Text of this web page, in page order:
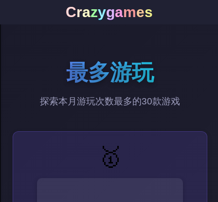
Crazygames
最多游玩
探索本月游玩次数最多的30款游戏
🥇